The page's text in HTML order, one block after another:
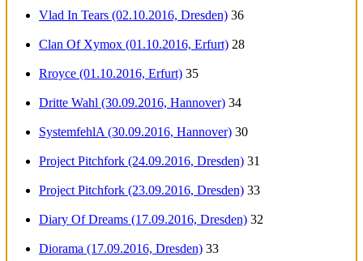
Vlad In Tears (02.10.2016, Dresden) 36
Clan Of Xymox (01.10.2016, Erfurt) 28
Rroyce (01.10.2016, Erfurt) 35
Dritte Wahl (30.09.2016, Hannover) 34
SystemfehlA (30.09.2016, Hannover) 30
Project Pitchfork (24.09.2016, Dresden) 31
Project Pitchfork (23.09.2016, Dresden) 33
Diary Of Dreams (17.09.2016, Dresden) 32
Diorama (17.09.2016, Dresden) 33